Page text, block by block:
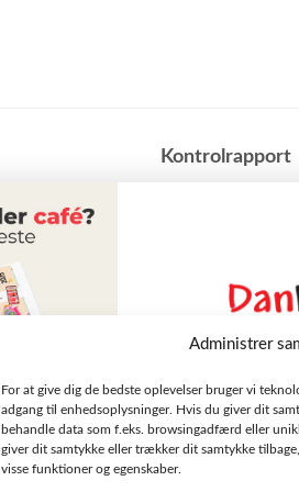
Administrer
For at give dig de bedste oplevelser bruger vi
adgang til enhedsoplysninger. Hvis du giver dit
behandle data som f.eks. browsingadfærd eller
giver dit samtykke eller trækker dit samtykke
visse funktioner og egenskaber.
​Kontrolrapport
Læs
Se